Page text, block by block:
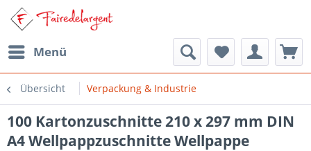
Menü
Übersicht Verpackung & Industrie
100 Kartonzuschnitte 210 x 297 mm DIN
A4 Wellpappzuschnitte Wellpappe